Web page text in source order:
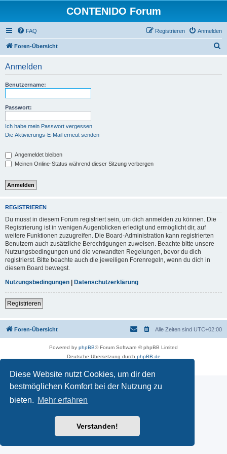
Diese Website nutzt Cookies, um dir den
bestmöglichen Komfort bei der Nutzung zu
bieten. Mehr erfahren
Verstanden!
CONTENIDO Forum
FAQ Anmelden
Registrieren
Foren-Übersicht
Anmelden
Benutzername:
Passwort:
Ich habe mein Passwort vergessen
Die Aktivierungs-E-Mail erneut senden
Angemeldet bleiben
Meinen Online-Status während dieser Sitzung verbergen
REGISTRIEREN
Du musst in diesem Forum registriert sein, um dich anmelden zu können. Die
Registrierung ist in wenigen Augenblicken erledigt und ermöglicht dir, auf
weitere Funktionen zuzugreifen. Die Board-Administration kann registrierten
Benutzern auch zusätzliche Berechtigungen zuweisen. Beachte bitte unsere
Nutzungsbedingungen und die verwandten Regelungen, bevor du dich
registrierst. Bitte beachte auch die jeweiligen Forenregeln, wenn du dich in
diesem Board bewegst.
Nutzungsbedingungen | Datenschutzerklärung
Registrieren
Foren-Übersicht Alle Zeiten sind UTC+02:00
Powered by phpBB® Forum Software © phpBB Limited
Deutsche Übersetzung durch phpBB.de